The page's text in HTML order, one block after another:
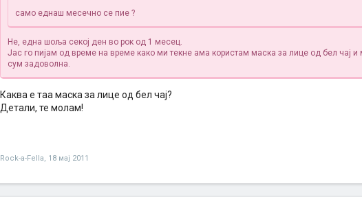
само еднаш месечно се пие ?
Не, една шоља секој ден во рок од 1 месец.
Јас го пијам од време на време како ми текне ама користам маска за лице од бел чај и
сум задоволна.
Каква е таа маска за лице од бел чај?
Детали, те молам!
Rock-a-Fella, 18 мај 2011